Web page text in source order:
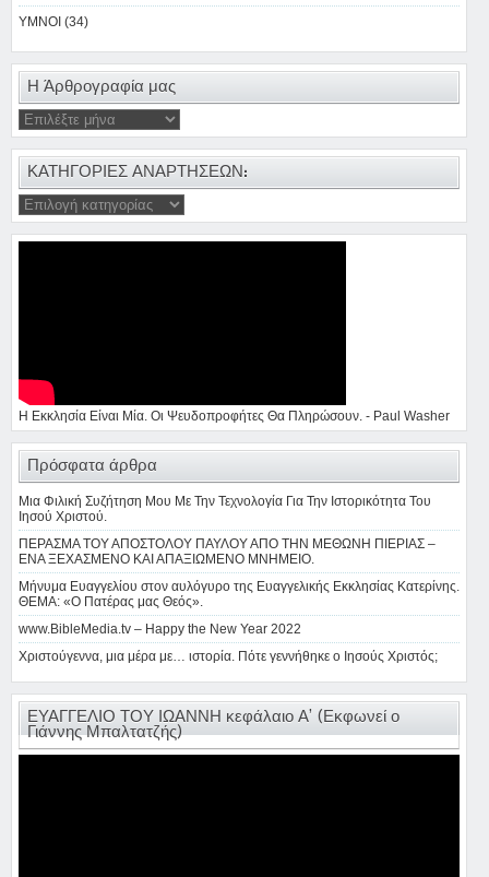
ΥΜΝΟΙ (34)
Η Άρθρογραφία μας
ΚΑΤΗΓΟΡΙΕΣ ΑΝΑΡΤΗΣΕΩΝ:
Η Εκκλησία Είναι Μία. Οι Ψευδοπροφήτες Θα Πληρώσουν. - Paul Washer
Πρόσφατα άρθρα
Μια Φιλική Συζήτηση Μου Με Την Τεχνολογία Για Την Ιστορικότητα Του
Ιησού Χριστού.
ΠΕΡΑΣΜΑ ΤΟΥ ΑΠΟΣΤΟΛΟΥ ΠΑΥΛΟΥ ΑΠΟ ΤΗΝ ΜΕΘΩΝΗ ΠΙΕΡΙΑΣ –
ΕΝΑ ΞΕΧΑΣΜΕΝΟ ΚΑΙ ΑΠΑΞΙΩΜΕΝΟ ΜΝΗΜΕΙΟ.
Μήνυμα Ευαγγελίου στον αυλόγυρο της Ευαγγελικής Εκκλησίας Κατερίνης.
ΘΕΜΑ: «Ο Πατέρας μας Θεός».
www.BibleMedia.tv – Happy the New Year 2022
Χριστούγεννα, μια μέρα με… ιστορία. Πότε γεννήθηκε ο Ιησούς Χριστός;
ΕΥΑΓΓΕΛΙΟ ΤΟΥ ΙΩΑΝΝΗ κεφάλαιο Α’ (Εκφωνεί ο
Γιάννης Μπαλτατζής)